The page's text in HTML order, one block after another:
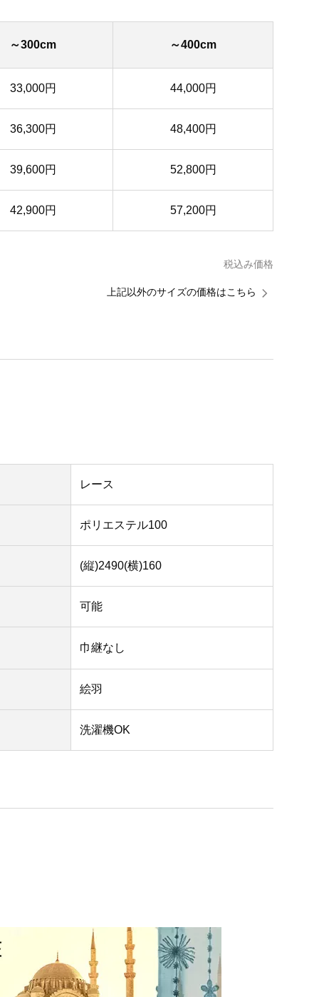
～300cm ～400cm
33,000円 44,000円
36,300円 48,400円
39,600円 52,800円
42,900円 57,200円
税込み価格
上記以外のサイズの価格はこちら
レース
ポリエステル100
(縦)2490(横)160
可能
巾継なし
絵羽
洗濯機OK